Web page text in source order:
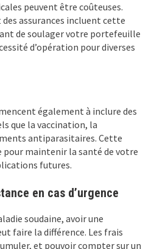
peuvent être coûteuses.
assurances incluent cette
de soulager votre portefeuille
d’opération pour diverses
également à inclure des
que la vaccination, la
antiparasitaires. Cette
maintenir la santé de votre
futures.
en cas d’urgence
soudaine, avoir une
faire la différence. Les frais
et pouvoir compter sur un